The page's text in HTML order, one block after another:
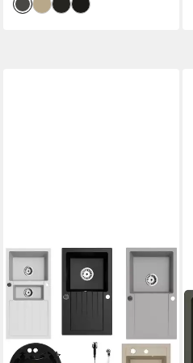
FAIZEE MÖBEL
Granitspüle Granitspüle
Küchenspüle mit Siphon
Modelle, Rund, 49/49 cm